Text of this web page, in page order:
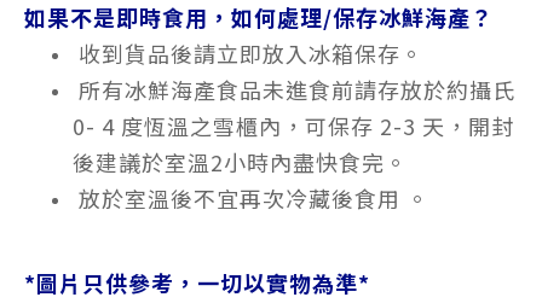
如果不是即時食用，如何處理/保存冰鮮海產？
收到貨品後請立即放入冰箱保存。
所有冰鮮海產食品未進食前請存放於約攝氏
0- 4 度恆溫之雪櫃內，可保存 2-3 天，開封
後建議於室溫2小時內盡快食完。
放於室溫後不宜再次冷藏後食用 。
*圖片只供參考，一切以實物為準*